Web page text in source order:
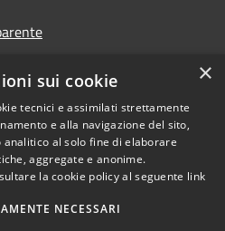
Copyright © 2026 • Comune di
×
sui cookie
tecnici e assimilati strettamente
e alla navigazione del sito,
analitico al solo fine di elaborare
aggregate e anonime.
la cookie policy al seguente link
NECESSARI